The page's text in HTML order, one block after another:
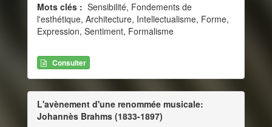
Mots clés : Sensibilité, Fondements de
l'esthétique, Architecture, Intellectualisme, Forme,
Expression, Sentiment, Formalisme
Consulter
L'avènement d'une renommée musicale:
Johannès Brahms (1833-1897)